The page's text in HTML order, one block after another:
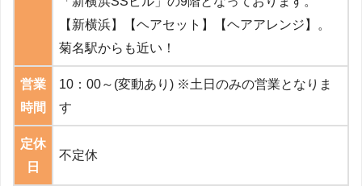
【新横浜】【ヘアセット】【ヘアアレンジ】。
菊名駅からも近い！
営業
時間
10：00～(変動あり) ※土日のみの営業となりま
す
定休
日
不定休